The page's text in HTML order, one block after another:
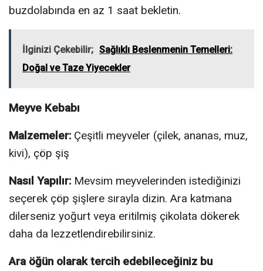
buzdolabında en az 1 saat bekletin.
İlginizi Çekebilir; Sağlıklı Beslenmenin Temelleri:
Doğal ve Taze Yiyecekler
Meyve Kebabı
Malzemeler: Çeşitli meyveler (çilek, ananas, muz,
kivi), çöp şiş
Nasıl Yapılır: Mevsim meyvelerinden istediğinizi
seçerek çöp şişlere sırayla dizin. Ara katmana
dilerseniz yoğurt veya eritilmiş çikolata dökerek
daha da lezzetlendirebilirsiniz.
Ara öğün olarak tercih edebileceğiniz bu